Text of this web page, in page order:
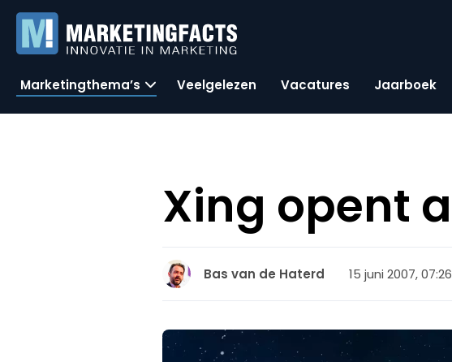
Marketingthema’s Veelgelezen Vacatures Jaarboek
Xing opent
Bas van de Haterd 15 juni 2007, 07:26